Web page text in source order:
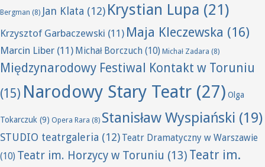
Bergman (8) Jan Klata (12) Krystian Lupa (21)
Krzysztof Garbaczewski (11) Maja Kleczewska (16)
Marcin Liber (11) Michał Borczuch (10) Michał Zadara (8)
Międzynarodowy Festiwal Kontakt w Toruniu
(15) Narodowy Stary Teatr (27) Olga
Tokarczuk (9) Opera Rara (8) Stanisław Wyspiański (19)
STUDIO teatrgaleria (12) Teatr Dramatyczny w Warszawie
(10) Teatr im. Horzycy w Toruniu (13) Teatr im.